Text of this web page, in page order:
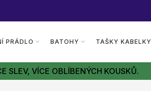
PRÁDLO BATOHY TAŠKY KABELKY
SLEV, VÍCE OBLÍBENÝCH KOUSKŮ.